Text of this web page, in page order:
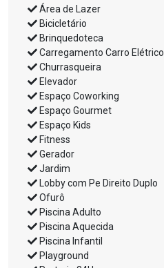
Área de Lazer
Bicicletário
Brinquedoteca
Carregamento Carro Elétrico
Churrasqueira
Elevador
Espaço Coworking
Espaço Gourmet
Espaço Kids
Fitness
Gerador
Jardim
Lobby com Pe Direito Duplo
Ofurô
Piscina Adulto
Piscina Aquecida
Piscina Infantil
Playground